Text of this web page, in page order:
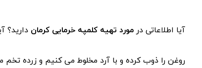
آیا اطلاعاتی در مورد تهیه کلمپه خرمایی کرمان دارید؟
روغن را ذوب کرده و با آرد مخلوط می کنیم و زرده